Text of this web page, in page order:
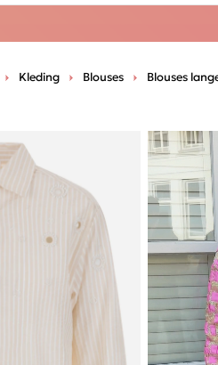
Kleding Blouses Blouses